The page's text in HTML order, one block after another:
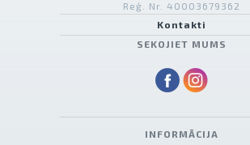
Reģ. Nr. 40003679362
Kontakti
SEKOJIET MUMS
INFORMĀCIJA